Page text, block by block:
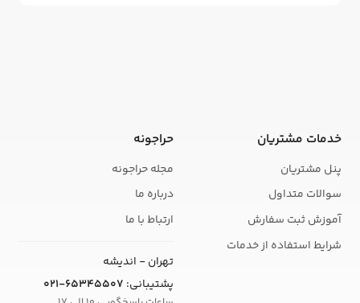
خدمات مشتریان
پنل مشتریان
سوالات متداول
آموزش ثبت سفارش
شرایط استفاده از خدمات
حراجونه
مجله حراجونه
درباره ما
ارتباط با ما
تهران - اندیشه
پشتیبانی: 021-65345507